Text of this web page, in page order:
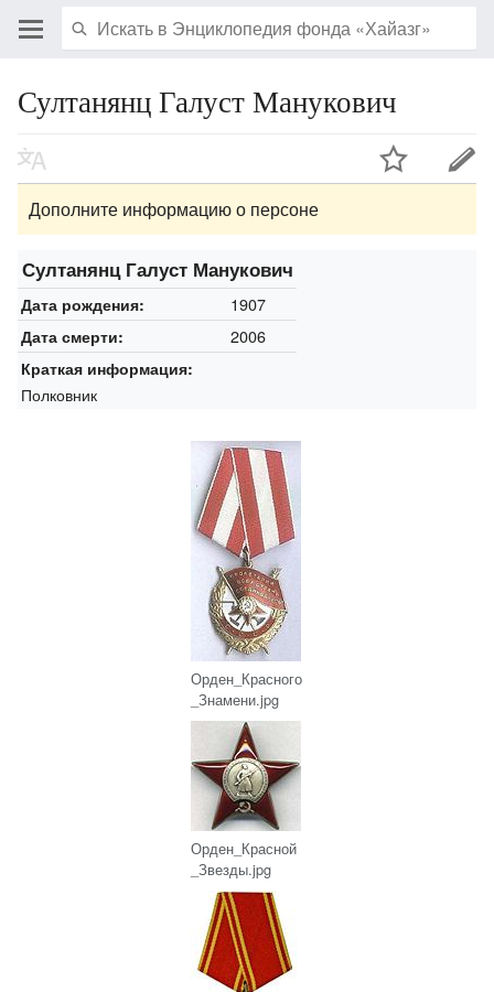
Султанянц Галуст Манукович
Дополните информацию о персоне
Султанянц Галуст Манукович
Дата рождения: 1907
Дата смерти: 2006
Краткая информация:
Полковник
Орден_Красного
_Знамени.jpg
Орден_Красной
_Звезды.jpg